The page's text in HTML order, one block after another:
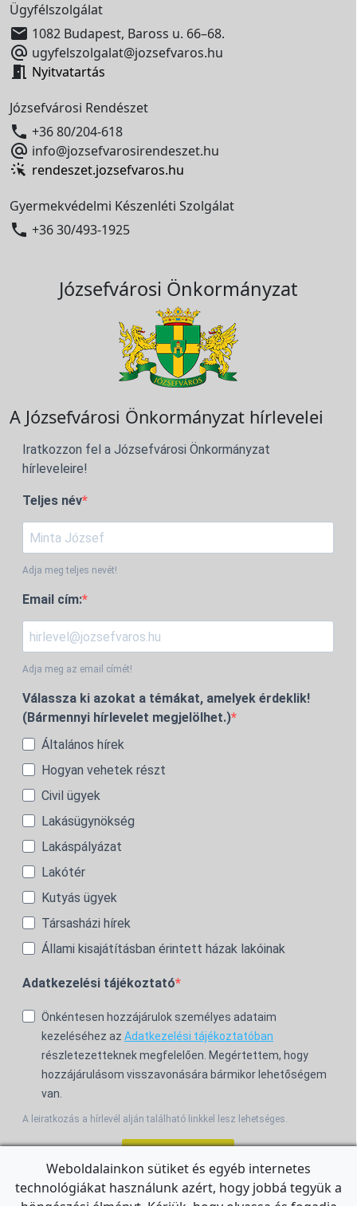
Ügyfélszolgálat
 1082 Budapest, Baross u. 66–68.
 ugyfelszolgalat@jozsefvaros.hu
 Nyitvatartás
Józsefvárosi Rendészet
 +36 80/204-618
 info@jozsefvarosirendeszet.hu
rendeszet.jozsefvaros.hu
Gyermekvédelmi Készenléti Szolgálat
 +36 30/493-1925
Józsefvárosi Önkormányzat
A Józsefvárosi Önkormányzat hírlevelei
Iratkozzon fel a Józsefvárosi Önkormányzat
hírleveleire!
Teljes név
Adja meg teljes nevét!
Email cím:
Adja meg az email címét!
Válassza ki azokat a témákat, amelyek érdeklik!
(Bármennyi hírlevelet megjelölhet.)
Általános hírek
Hogyan vehetek részt
Civil ügyek
Lakásügynökség
Lakáspályázat
Lakótér
Kutyás ügyek
Társasházi hírek
Állami kisajátításban érintett házak lakóinak
Adatkezelési tájékoztató
Önkéntesen hozzájárulok személyes adataim
kezeléséhez az Adatkezelési tájékoztatóban
részletezetteknek megfelelően. Megértettem, hogy
hozzájárulásom visszavonására bármikor lehetőségem
van.
A leiratkozás a hírlevél alján található linkkel lesz lehetséges.
For the English Newsletter, clickHERE.
Weboldalainkon sütiket és egyéb internetes
technológiákat használunk azért, hogy jobbá tegyük a